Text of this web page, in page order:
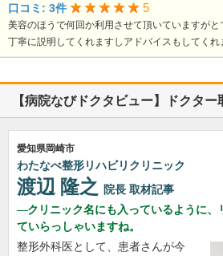
口コミ: 3件 5
美容のほうで何回か利用させて頂いていますが
丁寧に説明してくれますしアドバイスもしてくれ
【病院なびドクタビュー】ドクター
愛知県岡崎市
わたなべ整形リハビリクリニック
渡辺 隆之 院長 取材記事
クリニック名にも入っているように、
ていらっしゃいますね。
整形外科医として、患者さんが今